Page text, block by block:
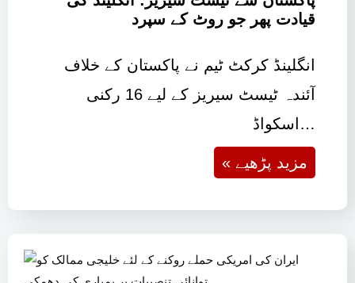
قیادت پھر جو روٹ کے سپرد
انگلینڈ کرکٹ ٹیم نے پاکستان کے خلاف
آئندہ ٹیسٹ سیریز کے لیے 16 رکنی
اسکواڈ…
« مزید پڑھیے